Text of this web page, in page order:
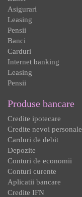
Asigurari
Leasing
Pensii
Banci
Carduri
Internet banking
Leasing
Pensii
Produse bancare
Credite ipotecare
Credite nevoi personale
Carduri de debit
Depozite
Conturi de economii
Conturi curente
Aplicatii bancare
Credite IFN